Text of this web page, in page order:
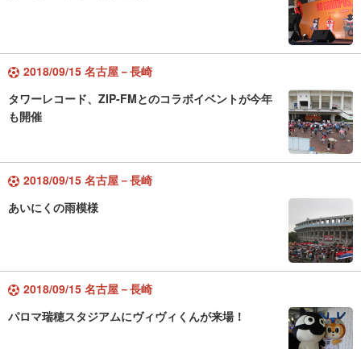
2018/09/15 名古屋－長崎
タワーレコード、ZIP-FMとのコラボイベントが今年
も開催
2018/09/15 名古屋－長崎
あいにくの雨模様
2018/09/15 名古屋－長崎
パロマ瑞穂スタジアムにヴィヴィくんが来場！